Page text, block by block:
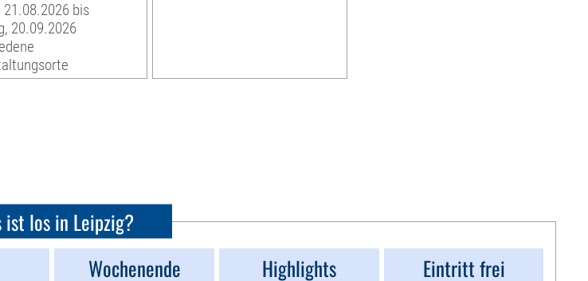
21.08.2026 bis
20.09.2026
ist los in Leipzig?
Wochenende Highlights Eintritt frei